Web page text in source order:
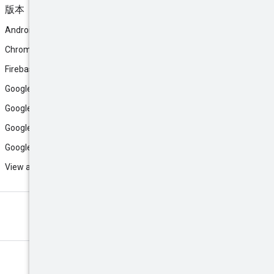
版本
Android
Chrome
Firebase
Google AI Studio
Google Antigravity
Google Cloud
Google Play
View all